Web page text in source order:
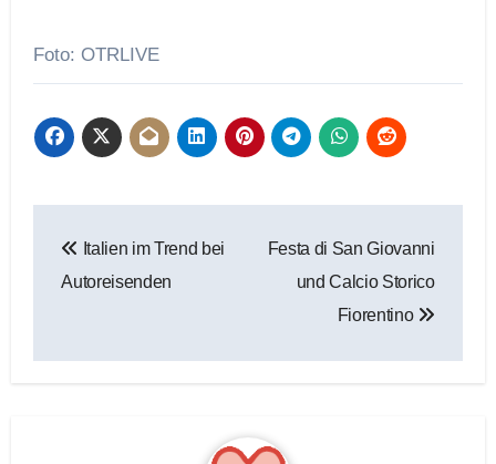
Foto: OTRLIVE
Italien im Trend bei
Autoreisenden
Festa di San Giovanni
und Calcio Storico
Fiorentino